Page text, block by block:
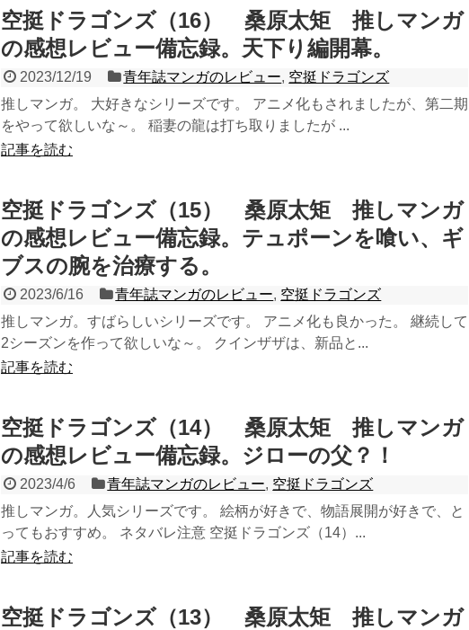
空挺ドラゴンズ（16） 桑原太矩 推しマンガ
の感想レビュー備忘録。天下り編開幕。
2023/12/19 青年誌マンガのレビュー, 空挺ドラゴンズ
推しマンガ。 大好きなシリーズです。 アニメ化もされましたが、第二期
をやって欲しいな～。 稲妻の龍は打ち取りましたが ...
記事を読む
空挺ドラゴンズ（15） 桑原太矩 推しマンガ
の感想レビュー備忘録。テュポーンを喰い、ギ
ブスの腕を治療する。
2023/6/16 青年誌マンガのレビュー, 空挺ドラゴンズ
推しマンガ。すばらしいシリーズです。 アニメ化も良かった。 継続して
2シーズンを作って欲しいな～。 クインザザは、新品と...
記事を読む
空挺ドラゴンズ（14） 桑原太矩 推しマンガ
の感想レビュー備忘録。ジローの父？！
2023/4/6 青年誌マンガのレビュー, 空挺ドラゴンズ
推しマンガ。人気シリーズです。 絵柄が好きで、物語展開が好きで、と
ってもおすすめ。 ネタバレ注意 空挺ドラゴンズ（14）...
記事を読む
空挺ドラゴンズ（13） 桑原太矩 推しマンガ